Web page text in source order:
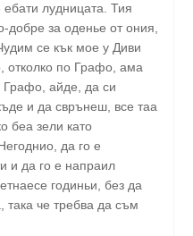
лудницата. Тия
добре за оденье от ония,
се кък мое у Диви
отколко по Графо, ама
Графо, айде, да си
и да сврънеш, все таа
беа зели като
да го е
и да го е напраил
годиньи, без да
че требва да съм